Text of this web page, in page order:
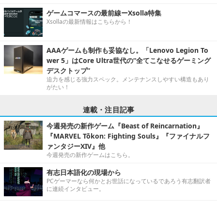
ゲームコマースの最前線ーXsolla特集
Xsollaの最新情報はこちらから！
AAAゲームも制作も妥協なし。「Lenovo Legion To
wer 5」はCore Ultra世代の“全てこなせるゲーミング
デスクトップ”
迫力を感じる強力スペック。メンテナンスしやすい構造もあり
がたい！
連載・注目記事
今週発売の新作ゲーム『Beast of Reincarnation』
『MARVEL Tōkon: Fighting Souls』『ファイナルフ
ァンタジーXIV』他
今週発売の新作ゲームはこちら。
有志日本語化の現場から
PCゲーマーなら何かとお世話になっているであろう有志翻訳者
に連続インタビュー。